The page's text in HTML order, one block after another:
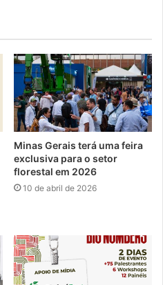
Minas Gerais terá uma feira
exclusiva para o setor
florestal em 2026
10 de abril de 2026